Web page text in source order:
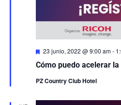
Cómo puedo acelerar
Destacado
23 junio, 2022 @ 9:00 am-
PZ Country Club Hotel